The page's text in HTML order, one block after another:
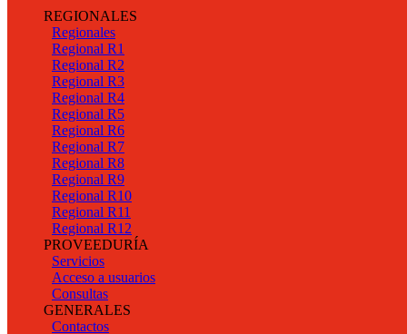
REGIONALES
Regionales
Regional R1
Regional R2
Regional R3
Regional R4
Regional R5
Regional R6
Regional R7
Regional R8
Regional R9
Regional R10
Regional R11
Regional R12
PROVEEDURÍA
Servicios
Acceso a usuarios
Consultas
GENERALES
Contactos